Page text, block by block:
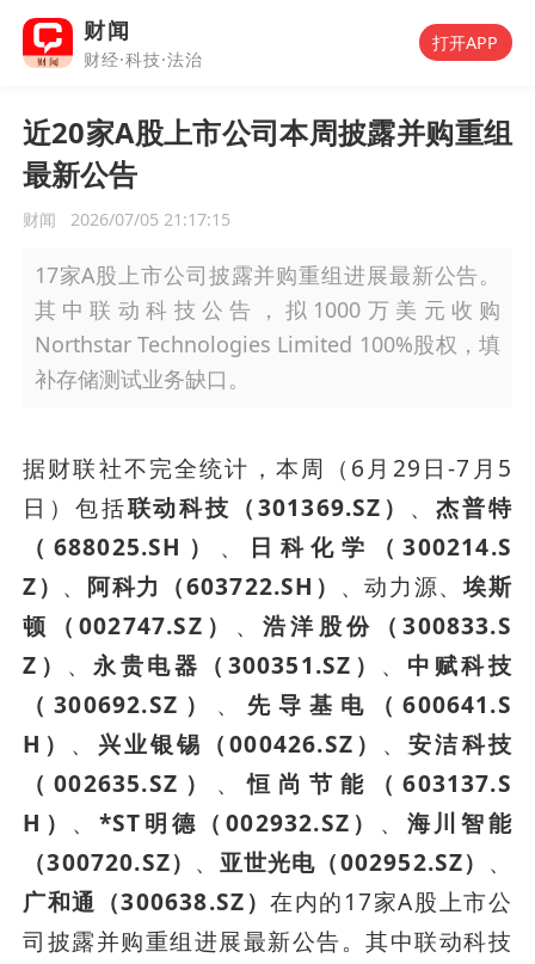
财闻
财经·科技·法治
打开APP
近20家A股上市公司本周披露并购重组
最新公告
财闻 2026/07/05 21:17:15
17家A股上市公司披露并购重组进展最新公告。
其中联动科技公告，拟1000万美元收购
Northstar Technologies Limited 100%股权，填
补存储测试业务缺口。
据财联社不完全统计，本周（6月29日-7月5
日）包括联动科技（301369.SZ） 、 杰普特
（688025.SH） 、
日科化学（300214.S
Z） 、 阿科力（603722.SH） 、动力源、埃斯
顿（002747.SZ） 、 浩洋股份（300833.S
Z） 、永贵电器（300351.SZ） 、 中赋科技
（300692.SZ） 、 先导基电（600641.S
H） 、 兴业银锡（000426.SZ） 、安洁科技
（002635.SZ） 、恒尚节能（603137.S
H） 、*ST明德（002932.SZ） 、 海川智能
（300720.SZ） 、 亚世光电（002952.SZ） 、
广和通（300638.SZ）在内的17家A股上市公
司披露并购重组进展最新公告。其中联动科技